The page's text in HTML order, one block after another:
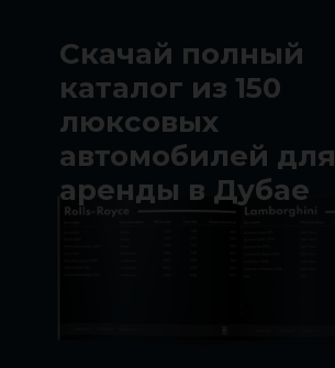
Скачай полный
каталог из 150
люксовых
автомобилей для
аренды в Дубае